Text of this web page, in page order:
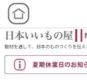
取材を通して、日本のものづくりを伝